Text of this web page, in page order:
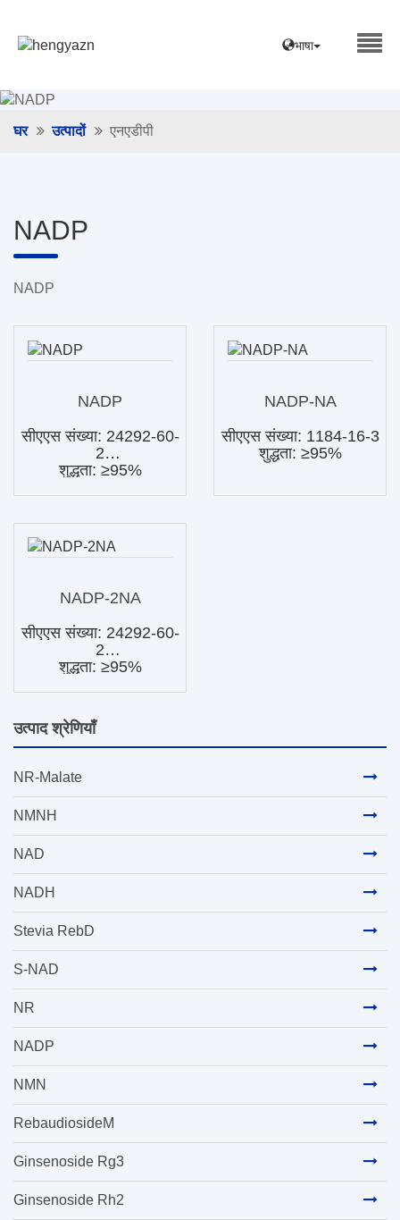
भाषा
घर उत्पादों एनएडीपी
NADP
NADP
NADP
सीएएस संख्या: 24292-60-
2
शुद्धता: ≥95%
NADP-NA
सीएएस संख्या: 1184-16-3
शुद्धता: ≥95%
NADP-2NA
सीएएस संख्या: 24292-60-
2
शुद्धता: ≥95%
उत्पाद श्रेणियाँ
NR-Malate
NMNH
NAD
NADH
Stevia RebD
S-NAD
NR
NADP
NMN
RebaudiosideM
Ginsenoside Rg3
Ginsenoside Rh2